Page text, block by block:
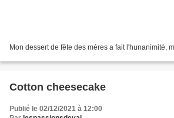
Mon dessert de fête des mères a fait l'hunanimité,
Cotton cheesecake
Publié le 02/12/2021 à 12:00